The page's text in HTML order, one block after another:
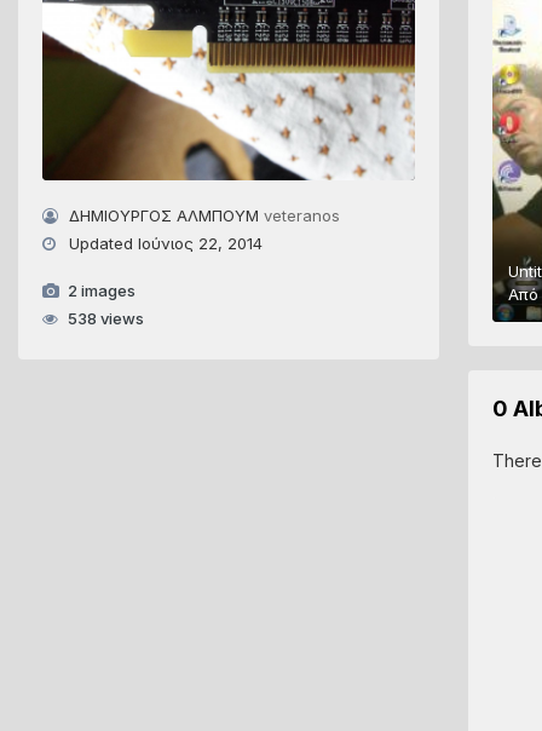
ΔΗΜΙΟΥΡΓΟΣ ΑΛΜΠΟΥΜveteranos
UpdatedΙούνιος 22, 2014
2 images
538 views
Από
0